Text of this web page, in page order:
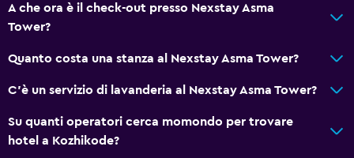
A che ora è il check-out presso Nexstay Asma
Tower?
Quanto costa una stanza al Nexstay Asma Tower?
C'è un servizio di lavanderia al Nexstay Asma Tower?
Su quanti operatori cerca momondo per trovare
hotel a Kozhikode?